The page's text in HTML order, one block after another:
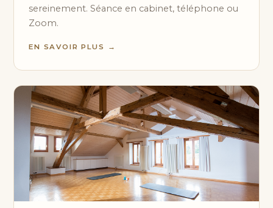
sereinement. Séance en cabinet, téléphone ou
Zoom.
EN SAVOIR PLUS →